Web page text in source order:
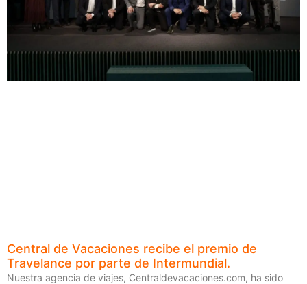
Central de Vacaciones recibe el premio de
Travelance por parte de Intermundial.
Nuestra agencia de viajes, Centraldevacaciones.com, ha sido